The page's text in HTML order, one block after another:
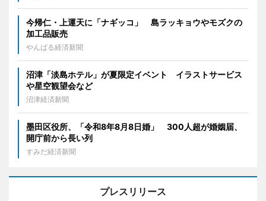
今帰仁・上運天に「ナギッコ」 島ラッキョウやモズクの
加工品販売
やんばる経済新聞
沼津「淡島ホテル」が夏限定イベント イラストサービス
や星空観望会など
沼津経済新聞
墨田区役所、「令和8年8月8日婚」 300人超が婚姻届、
開庁前から長い列
すみだ経済新聞
プレスリリース